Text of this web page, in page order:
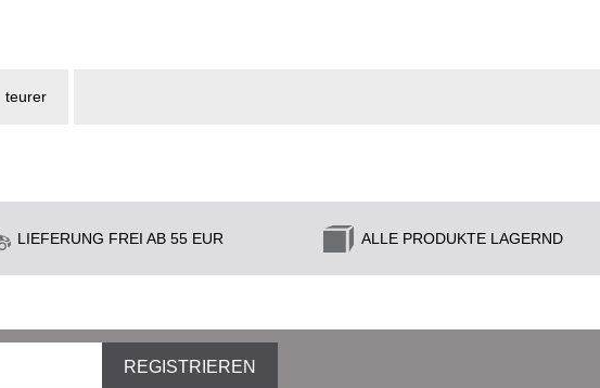
teurer
LIEFERUNG FREI AB 55 EUR ALLE PRODUKTE LAGERND
REGISTRIEREN